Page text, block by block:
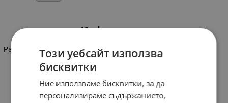
Информация
Размер: 3/4"Този уебсайт използва
бисквитки
Ние използваме бисквитки, за да
персонализираме съдържанието,